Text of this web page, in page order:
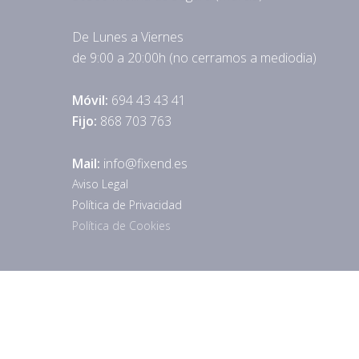
De Lunes a Viernes
de 9:00 a 20:00h (no cerramos a mediodia)
Móvil: 694 43 43 41
Fijo: 868 703 763
Mail: info@fixend.es
Aviso Legal
Política de Privacidad
Política de Cookies